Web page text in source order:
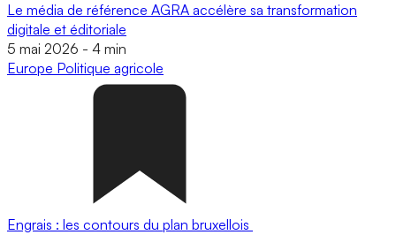
Le média de référence AGRA accélère sa transformation
digitale et éditoriale
5 mai 2026 - 4 min
Europe Politique agricole
Engrais : les contours du plan bruxellois